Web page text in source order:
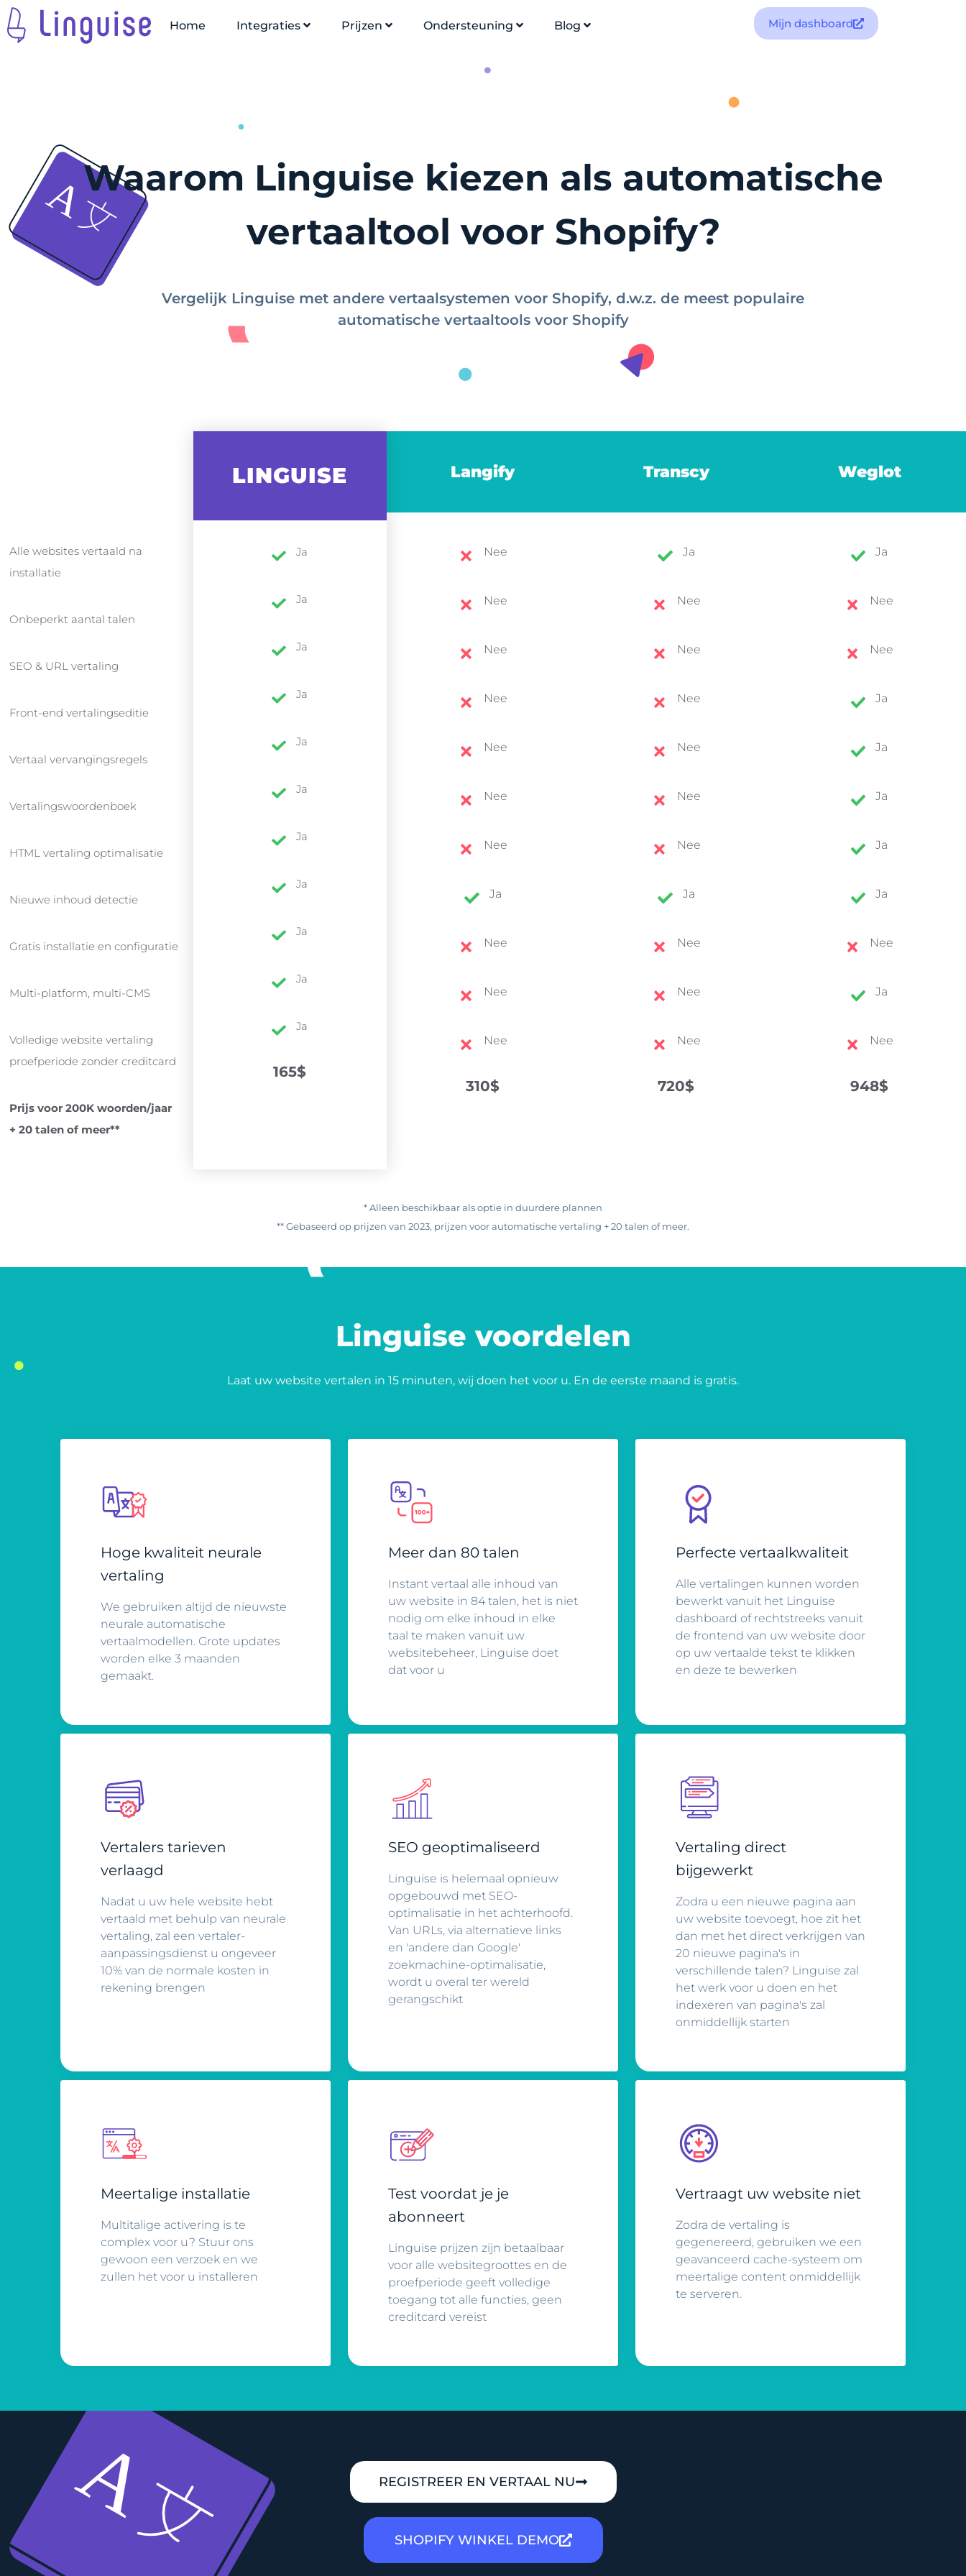
Home Integraties Prijzen Ondersteuning Blog Mijn dashboard
Waarom Linguise kiezen als automatische
vertaaltool voor Shopify?
Vergelijk Linguise met andere vertaalsystemen voor Shopify, d.w.z. de meest populaire
automatische vertaaltools voor Shopify
Alle websites vertaald na
installatie
Onbeperkt aantal talen
SEO & URL vertaling
Front-end vertalingseditie
Vertaal vervangingsregels
Vertalingswoordenboek
HTML vertaling optimalisatie
Nieuwe inhoud detectie
Gratis installatie en configuratie
Multi-platform, multi-CMS
Volledige website vertaling
proefperiode zonder creditcard
Prijs voor 200K woorden/jaar
+ 20 talen of meer**
LINGUISE
Ja
Ja
Ja
Ja
Ja
Ja
Ja
Ja
Ja
Ja
Ja
165$
Langify
Nee
Nee
Nee
Nee
Nee
Nee
Nee
Ja
Nee
Nee
Nee
310$
Transcy
Ja
Nee
Nee
Nee
Nee
Nee
Nee
Ja
Nee
Nee
Nee
720$
Weglot
Ja
Nee
Nee
Ja
Ja
Ja
Ja
Ja
Nee
Ja
Nee
948$
* Alleen beschikbaar als optie in duurdere plannen
** Gebaseerd op prijzen van 2023, prijzen voor automatische vertaling + 20 talen of meer.
Linguise voordelen
Laat uw website vertalen in 15 minuten, wij doen het voor u. En de eerste maand is gratis.
Hoge kwaliteit neurale
vertaling
We gebruiken altijd de nieuwste
neurale automatische
vertaalmodellen. Grote updates
worden elke 3 maanden
gemaakt.
Meer dan 80 talen
Instant vertaal alle inhoud van
uw website in 84 talen, het is niet
nodig om elke inhoud in elke
taal te maken vanuit uw
websitebeheer, Linguise doet
dat voor u
Perfecte vertaalkwaliteit
Alle vertalingen kunnen worden
bewerkt vanuit het Linguise
dashboard of rechtstreeks vanuit
de frontend van uw website door
op uw vertaalde tekst te klikken
en deze te bewerken
Vertalers tarieven
verlaagd
Nadat u uw hele website hebt
vertaald met behulp van neurale
vertaling, zal een vertaler-
aanpassingsdienst u ongeveer
10% van de normale kosten in
rekening brengen
SEO geoptimaliseerd
Linguise is helemaal opnieuw
opgebouwd met SEO-
optimalisatie in het achterhoofd.
Van URLs, via alternatieve links
en 'andere dan Google'
zoekmachine-optimalisatie,
wordt u overal ter wereld
gerangschikt
Vertaling direct
bijgewerkt
Zodra u een nieuwe pagina aan
uw website toevoegt, hoe zit het
dan met het direct verkrijgen van
20 nieuwe pagina's in
verschillende talen? Linguise zal
het werk voor u doen en het
indexeren van pagina's zal
onmiddellijk starten
Meertalige installatie
Multitalige activering is te
complex voor u? Stuur ons
gewoon een verzoek en we
zullen het voor u installeren
Test voordat je je
abonneert
Linguise prijzen zijn betaalbaar
voor alle websitegroottes en de
proefperiode geeft volledige
toegang tot alle functies, geen
creditcard vereist
Vertraagt uw website niet
Zodra de vertaling is
gegenereerd, gebruiken we een
geavanceerd cache-systeem om
meertalige content onmiddellijk
te serveren.
REGISTREER EN VERTAAL NU
SHOPIFY WINKEL DEMO